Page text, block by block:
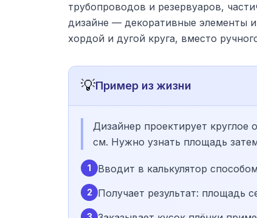
трубопроводов и резервуаров,
дизайне — декоративные элементы
хордой и дугой круга, вместо
💡Пример из жизни
Дизайнер проектирует
см. Нужно узнать площадь
1 Вводит в калькулятор
2 Получает результат: площадь